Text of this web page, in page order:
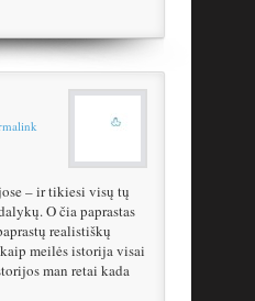
– ir tikiesi visų tų
O čia paprastas
realistiškų
meilės istorija visai
man retai kada